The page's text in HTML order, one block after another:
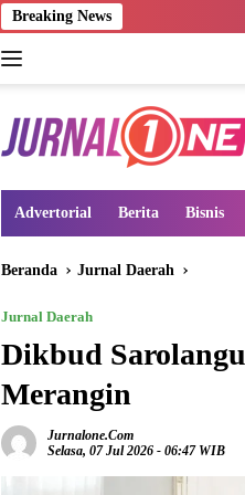
Breaking News
Advertorial Berita Bisnis
Beranda Jurnal Daerah
Jurnal Daerah
Dikbud
Merangin
Jurnalone.com
Selasa, 07 Jul 2026 - 06:47 WIB